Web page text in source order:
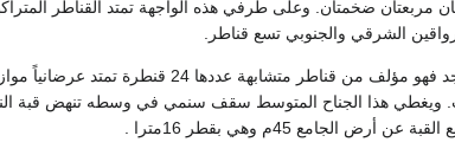
الشرقي والجنوبي تسع قناطر.
أما حرم المسجد فهو مؤلف من قناطر
ويغطي هذا الجناح المتوسط سقف سنمي في وسطه تنهض قبة